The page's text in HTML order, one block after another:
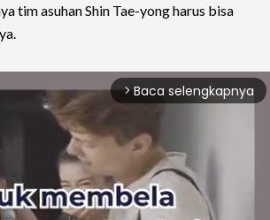
tim asuhan Shin Tae-yong harus bisa
arrow_forward_ios Baca selengkapnya